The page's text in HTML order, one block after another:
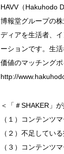
HAVV（Hakuhodo
博報堂グループの
ディアを生活者、
ーションです。生
価値のマッチング
http://
＜「＃SHAKER」
（１）コンテンツ
（２）不足してい
（３）コンテンツ